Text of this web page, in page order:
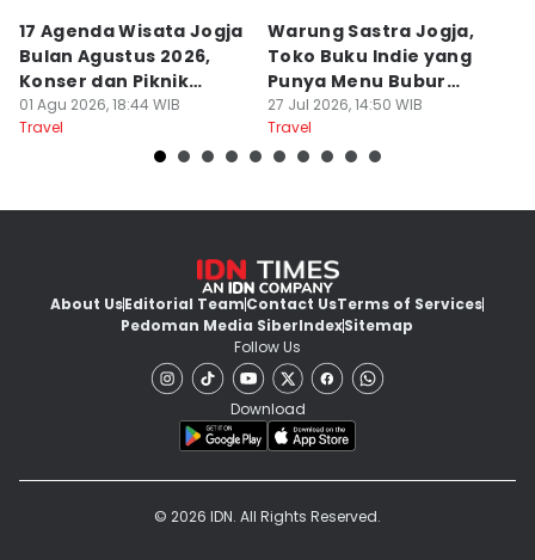
17 Agenda Wisata Jogja
Bulan Agustus 2026,
Konser dan Piknik
Literasi
01 Agu 2026, 18:44 WIB
Travel
Warung Sastra Jogja,
Toko Buku Indie yang
Punya Menu Bubur
Manado
27 Jul 2026, 14:50 WIB
Travel
About UsEditorial TeamContact UsTerms of Services
Pedoman Media SiberIndexSitemap
Follow Us
Download
© 2026 IDN. All Rights Reserved.